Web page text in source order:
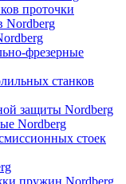
проточки
Nordberg
фрезерные
станков
защиты Nordberg
Nordberg
стоек
пружин Nordberg